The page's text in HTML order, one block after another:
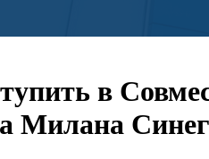
в
Милана